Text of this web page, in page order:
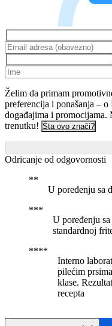
Želim da primam
preferencija i ponašanja –
događajima i
trenutku! Šta ovo znači?
Odricanje od odgovornosti
U poređenju sa
U poređenju
standardnoj
Interno
pilećim
klase.
recepta